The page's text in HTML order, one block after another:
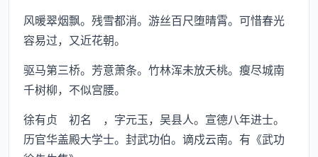
风暖翠烟飘。残雪都消。游丝百尺堕晴霄。可惜春光
容易过，又近花朝。
驱马第三桥。芳意萧条。竹林浑未放夭桃。瘦尽城南
千树柳，不似宫腰。
徐有贞 初名 ，字元玉，吴县人。宣德八年进士。
历官华盖殿大学士。封武功伯。谪戍云南。有《武功